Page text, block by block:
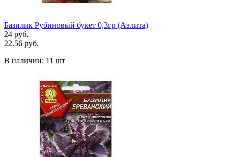
Базилик Рубиновый букет 0,3гр (Аэлита)
24 руб.
22.56 руб.
В наличии: 11 шт